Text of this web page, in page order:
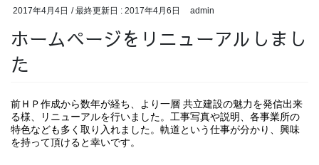
2017年4月4日 / 最終更新日 : 2017年4月6日 admin
ホームページをリニューアルしまし
た
前ＨＰ作成から数年が経ち、より一層 共立建設の魅力を発信出来
る様、リニューアルを行いました。工事写真や説明、各事業所の
特色なども多く取り入れました。軌道という仕事が分かり、興味
を持って頂けると幸いです。